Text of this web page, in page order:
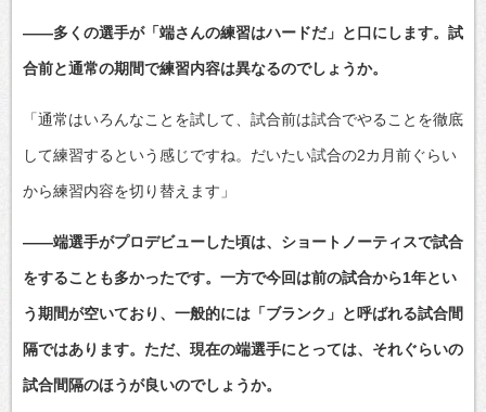
――多くの選手が「端さんの練習はハードだ」と口にします。試
合前と通常の期間で練習内容は異なるのでしょうか。
「通常はいろんなことを試して、試合前は試合でやることを徹底
して練習するという感じですね。だいたい試合の2カ月前ぐらい
から練習内容を切り替えます」
――端選手がプロデビューした頃は、ショートノーティスで試合
をすることも多かったです。一方で今回は前の試合から1年とい
う期間が空いており、一般的には「ブランク」と呼ばれる試合間
隔ではあります。ただ、現在の端選手にとっては、それぐらいの
試合間隔のほうが良いのでしょうか。